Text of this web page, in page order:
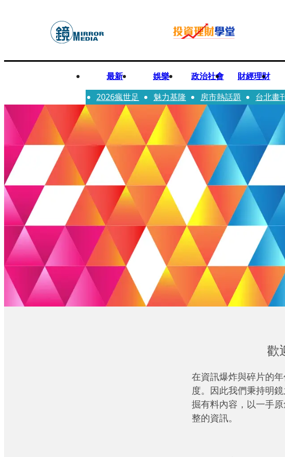
最新 娛樂 政治社會 財經理財
2026瘋世足
魅力基隆 房市熱話題 台北畫
歡
在資訊爆炸與碎片的
度。因此我們秉持明
掘有料內容，以一手
整的資訊。